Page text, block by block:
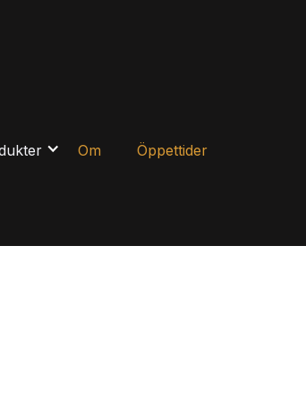
Om Öppettider